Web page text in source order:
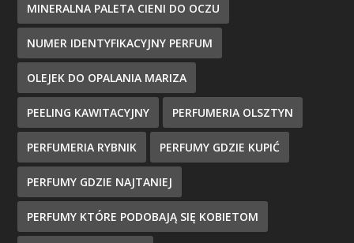
MINERALNA PALETA CIENI DO OCZU
NUMER IDENTYFIKACYJNY PERFUM
OLEJEK DO OPALANIA MARIZA
PEELING KAWITACYJNY PERFUMERIA OLSZTYN
PERFUMERIA RYBNIK PERFUMY GDZIE KUPIĆ
PERFUMY GDZIE NAJTANIEJ
PERFUMY KTÓRE PODOBAJĄ SIĘ KOBIETOM